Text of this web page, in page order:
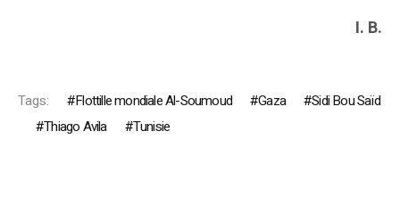
I. B.
Tags: Flottille mondiale Al-Soumoud Gaza
Sidi Bou Saïd
Thiago Avila
Tunisie